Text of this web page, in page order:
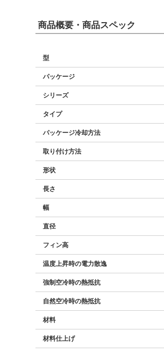
商品概要・商品スペック
型
パッケージ
シリーズ
タイプ
パッケージ冷却方法
取り付け方法
形状
長さ
幅
直径
フィン高
温度上昇時の電力散逸
強制空冷時の熱抵抗
自然空冷時の熱抵抗
材料
材料仕上げ